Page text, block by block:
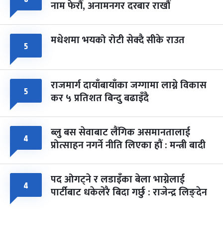
नाम फेरौं, अनामनगर दरबार राखौं
५ मधेशमा भयको रोटी सेक्दै सीके राउत
५ राजमार्ग दायाँबायाँका जग्गामा लाग्ने विकास
कर ५ प्रतिशत बिन्दु बढाइँदै
४ ब्लु बस सेवाबाट लैंगिक असमानतालाई
प्रोत्साहन नगर्ने नीति लिएका हौं : मन्त्री बादी
४ पद ओगट्ने र लडाइँका बेला भाग्नेलाई
पार्टीबाट धकेलेरै बिदा गर्छु : राजेन्द्र लिङ्देन